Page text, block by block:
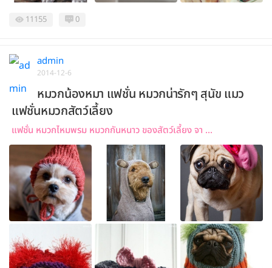
11155 0
admin
2014-12-6
หมวกน้องหมา แฟชั่น หมวกน่ารักๆ สุนัข แมว
แฟชั่นหมวกสัตว์เลี้ยง
แฟชั่น หมวกไหมพรม หมวกกันหนาว ของสัตว์เลี้ยง จา ...